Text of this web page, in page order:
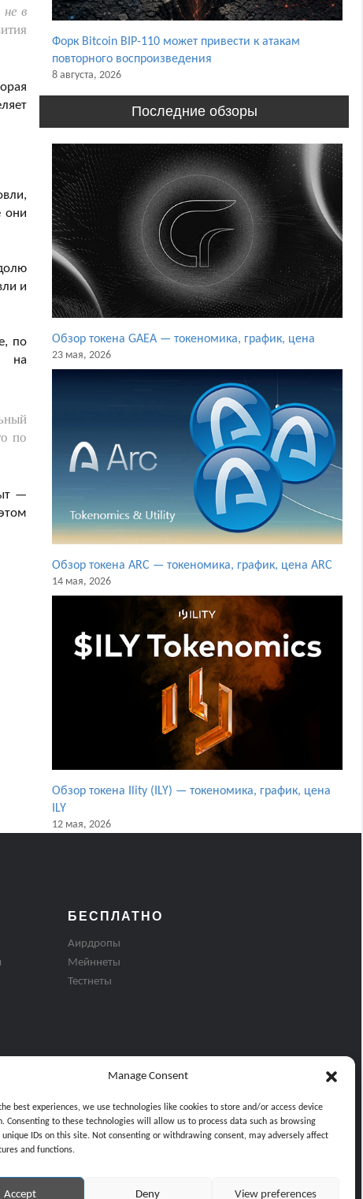
Manage Consent
best experiences, we use technologies like cookies to store and/or access device
Consenting to these technologies will allow us to process data such as browsing
unique IDs on this site. Not consenting or withdrawing consent, may adversely affect
and functions.
Accept Deny View preferences
в
они
и
по
на
по
—
Форк Bitcoin BIP-110 может привести к атакам
повторного воспроизведения
8 августа, 2026
Последние обзоры
Обзор токена GAEA — токеномика, график, цена
23 мая, 2026
Обзор токена ARC — токеномика, график, цена ARC
14 мая, 2026
Обзор токена Ility (ILY) — токеномика, график, цена
ILY
12 мая, 2026
БЕСПЛАТНО
Аирдропы
Мейннеты
Тестнеты